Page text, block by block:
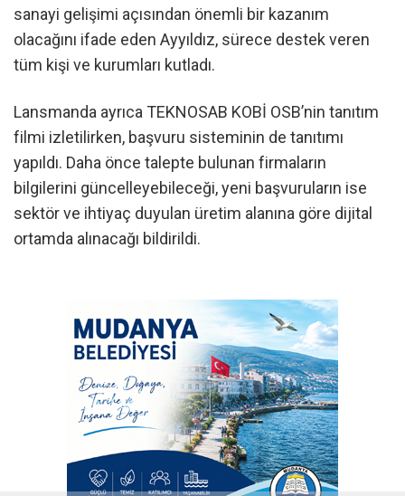
sanayi gelişimi açısından önemli bir kazanım
olacağını ifade eden Ayyıldız, sürece destek veren
tüm kişi ve kurumları kutladı.
Lansmanda ayrıca TEKNOSAB KOBİ OSB’nin tanıtım
filmi izletilirken, başvuru sisteminin de tanıtımı
yapıldı. Daha önce talepte bulunan firmaların
bilgilerini güncelleyebileceği, yeni başvuruların ise
sektör ve ihtiyaç duyulan üretim alanına göre dijital
ortamda alınacağı bildirildi.